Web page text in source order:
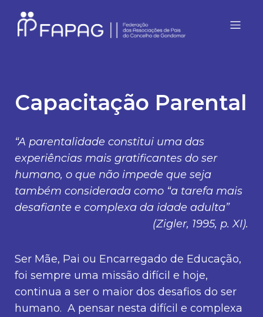
Capacitação Parental
“A parentalidade constitui uma das
experiências mais gratificantes do ser
humano, o que não impede que seja
também considerada como “a tarefa mais
desafiante e complexa da idade adulta”
(Zigler, 1995, p. XI).
Ser Mãe, Pai ou Encarregado de Educação,
foi sempre uma missão difícil e hoje,
continua a ser o maior dos desafios do ser
humano. A pensar nesta difícil e complexa